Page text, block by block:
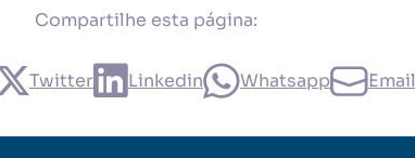
Compartilhe esta página:
Twitter Linkedin Whatsapp Email